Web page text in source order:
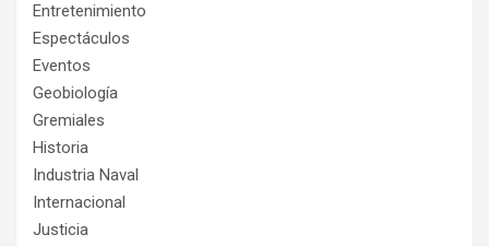
Entretenimiento
Espectáculos
Eventos
Geobiología
Gremiales
Historia
Industria Naval
Internacional
Justicia